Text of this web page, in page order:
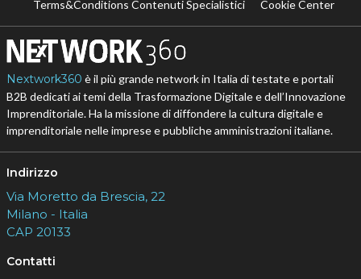
Terms&Conditions Contenuti Specialistici Cookie Center
Nextwork360 è il più grande network in Italia di testate e portali
B2B dedicati ai temi della Trasformazione Digitale e dell’Innovazione
Imprenditoriale. Ha la missione di diffondere la cultura digitale e
imprenditoriale nelle imprese e pubbliche amministrazioni italiane.
Indirizzo
Via Moretto da Brescia, 22
Milano - Italia
CAP 20133
Contatti